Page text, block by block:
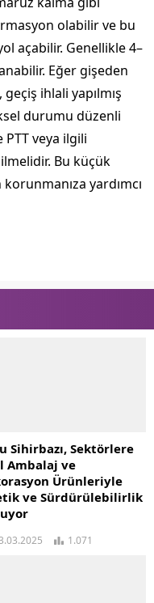
olabilir ve bu
açabilir. Genellikle 4–
Eğer gişeden
ihlali yapılmış
durumu düzenli
veya ilgili
Bu küçük
yardımcı
Sihirbazı, Sektörlere
Ambalaj ve
Ürünleriyle
ve Sürdürülebilirlik
Sihirbazı, geniş ürün portföyü
dostu üretim anlayışıyla
1.071